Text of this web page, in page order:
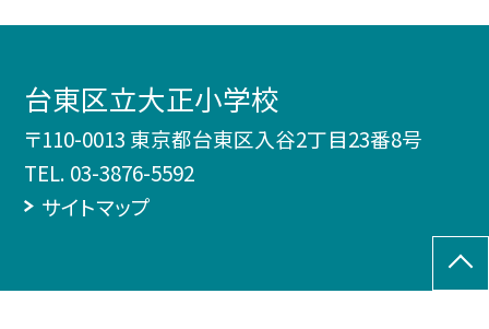
台東区立大正小学校
〒110-0013 東京都台東区入谷2丁目23番8号
TEL. 03-3876-5592
サイトマップ